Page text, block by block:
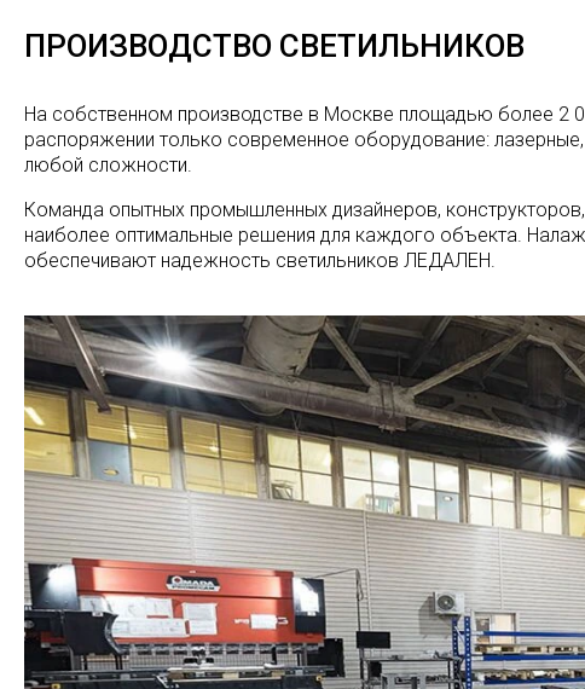
ПРОИЗВОДСТВО СВЕТИЛЬНИКОВ
На собственном производстве в Москве площадью более 2
распоряжении только современное оборудование:
любой сложности.
Команда опытных промышленных дизайнеров,
наиболее оптимальные решения для каждого объекта.
обеспечивают надежность светильников ЛЕДАЛЕН.